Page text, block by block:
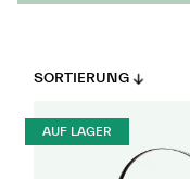
SORTIERUNG
AUF LAGER